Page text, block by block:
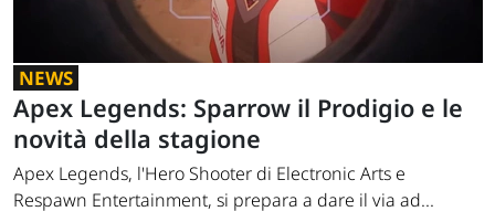
NEWS
Apex Legends: Sparrow il Prodigio e le
novità della stagione
Apex Legends, l'Hero Shooter di Electronic Arts e
Respawn Entertainment, si prepara a dare il via ad...